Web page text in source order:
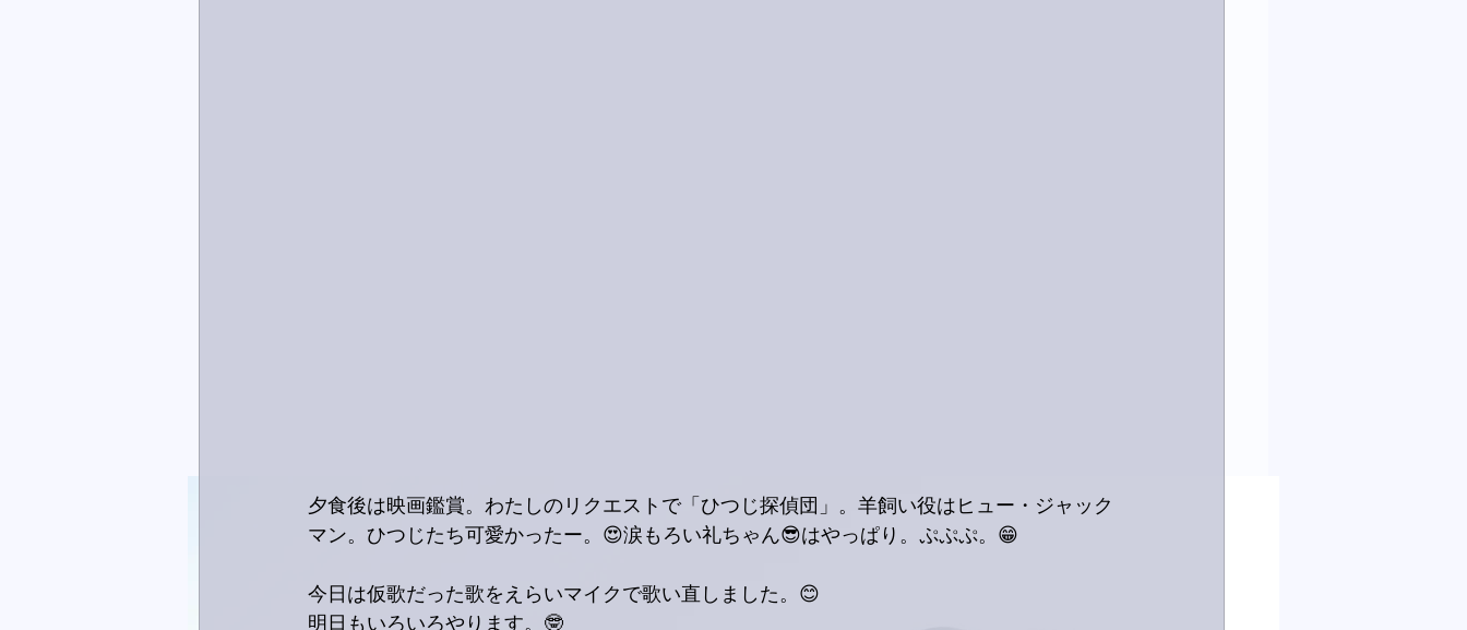
夕食後は映画鑑賞。わたしのリクエストで「ひつじ探偵団」。羊飼い役はヒュー・ジャック
マン。ひつじたち可愛かったー。😍涙もろい礼ちゃん😎はやっぱり。ぷぷぷ。😁
今日は仮歌だった歌をえらいマイクで歌い直しました。😊
明日もいろいろやります。🤓